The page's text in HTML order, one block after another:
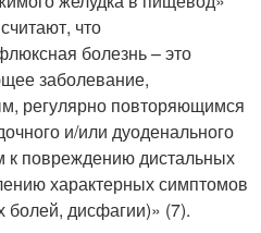
что
болезнь – это
заболевание,
регулярно повторяющимся
и/или дуоденального
повреждению дистальных
характерных симптомов
болей, дисфагии)» (7).